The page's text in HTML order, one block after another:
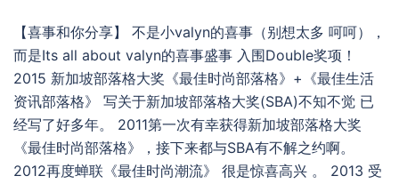
【喜事和你分享】 不是小valyn的喜事（别想太多 呵呵），
而是Its all about valyn的喜事盛事 入围Double奖项！
2015 新加坡部落格大奖《最佳时尚部落格》+《最佳生活
资讯部落格》 写关于新加坡部落格大奖(SBA)不知不觉 已
经写了好多年。 2011第一次有幸获得新加坡部落格大奖
《最佳时尚部落格》，接下来都与SBA有不解之约啊。
2012再度蝉联《最佳时尚潮流》 很是惊喜高兴 。 2013 受